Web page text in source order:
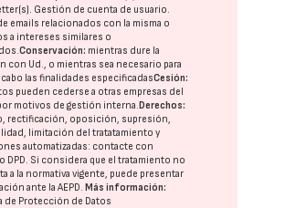
Gestión de cuenta de usuario.
emails relacionados con la misma o
a intereses similares o
Conservación: mientras dure la
con Ud., o mientras sea necesario para
cabo las finalidades especificadasCesión:
pueden cederse a otras empresas del
motivos de gestión interna.Derechos:
rectificación, oposición, supresión,
limitación del tratatamiento y
automatizadas: contacte con
DPD. Si considera que el tratamiento no
a la normativa vigente, puede presentar
ante laAEPD.Más información:
de Protección de Datos